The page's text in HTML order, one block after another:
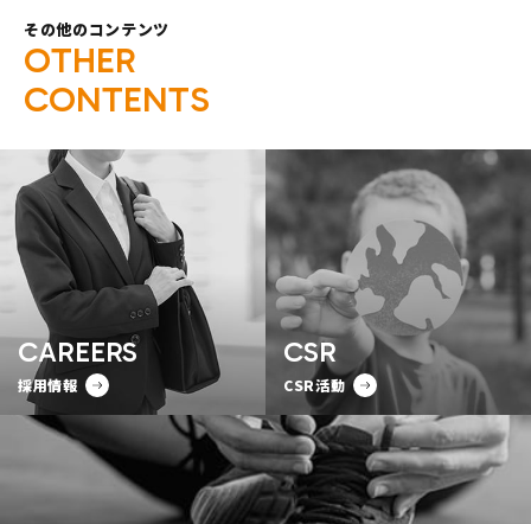
その他のコンテンツ
OTHER
CONTENTS
CAREERS
採用情報
CSR
CSR活動